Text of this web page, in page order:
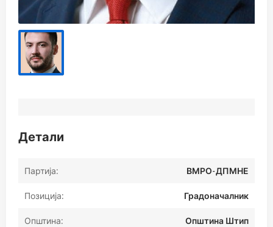
Детали
Партија: ВМРО-ДПМНЕ
Позиција: Градоначалник
Општина: Општина Штип